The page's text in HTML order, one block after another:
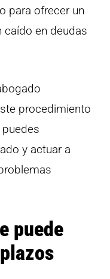
para ofrecer un
caído en deudas
procedimiento
y actuar a
puede